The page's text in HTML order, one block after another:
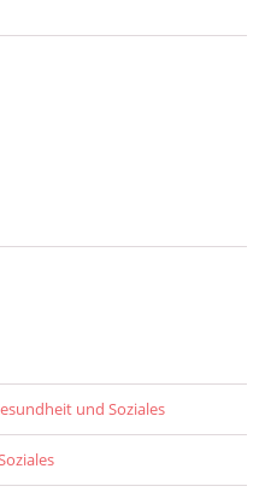
und Soziales